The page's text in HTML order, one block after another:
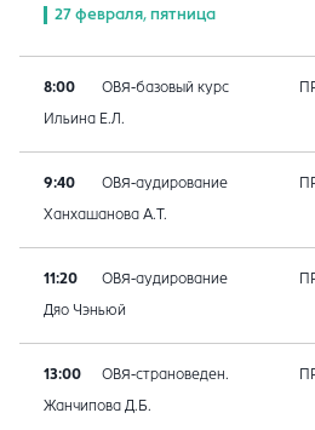
27 февраля, пятница
8:00 ОВЯ-базовый курс
Ильина Е.Л.
9:40 ОВЯ-аудирование
Ханхашанова А.Т.
11:20 ОВЯ-аудирование
Дяо Чэньюй
13:00 ОВЯ-страноведен.
Жанчипова Д.Б.